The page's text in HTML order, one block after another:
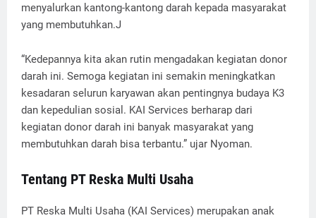
menyalurkan kantong-kantong darah kepada masyarakat
yang membutuhkan.J
“Kedepannya kita akan rutin mengadakan kegiatan donor
darah ini. Semoga kegiatan ini semakin meningkatkan
kesadaran selurun karyawan akan pentingnya budaya K3
dan kepedulian sosial. KAI Services berharap dari
kegiatan donor darah ini banyak masyarakat yang
membutuhkan darah bisa terbantu.” ujar Nyoman.
Tentang PT Reska Multi Usaha
PT Reska Multi Usaha (KAI Services) merupakan anak